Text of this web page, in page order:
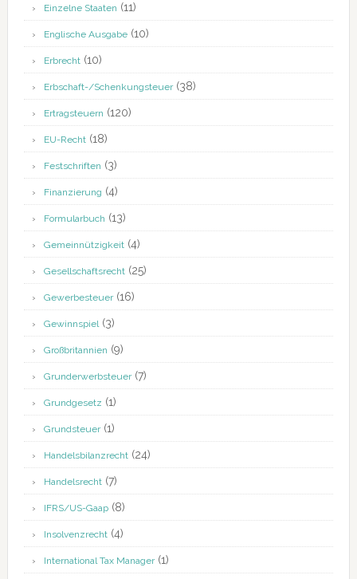
Einzelne Staaten (11)
Englische Ausgabe(10)
Erbrecht(10)
Erbschaft-/Schenkungsteuer(38)
Ertragsteuern (120)
EU-Recht(18)
Festschriften (3)
Finanzierung (4)
Formularbuch (13)
Gemeinnützigkeit(4)
Gesellschaftsrecht(25)
Gewerbesteuer(16)
Gewinnspiel(3)
Großbritannien (9)
Grunderwerbsteuer(7)
Grundgesetz (1)
Grundsteuer(1)
Handelsbilanzrecht(24)
Handelsrecht(7)
IFRS/US-Gaap(8)
Insolvenzrecht(4)
International Tax Manager(1)